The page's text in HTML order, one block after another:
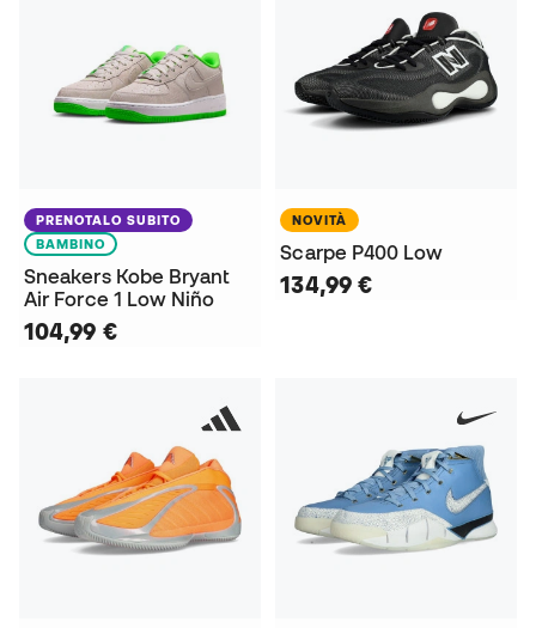
PRENOTALO SUBITO
BAMBINO
Sneakers Kobe Bryant
Air Force 1 Low Niño
104,99 €
NOVITÀ
Scarpe P400 Low
134,99 €